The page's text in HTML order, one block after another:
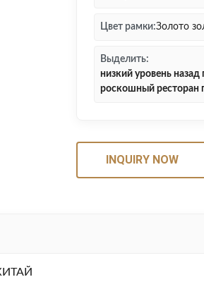
Цвет рамки:Золото
Выделить:
низкий уровень
роскошный ресторан
INQUIRY NOW